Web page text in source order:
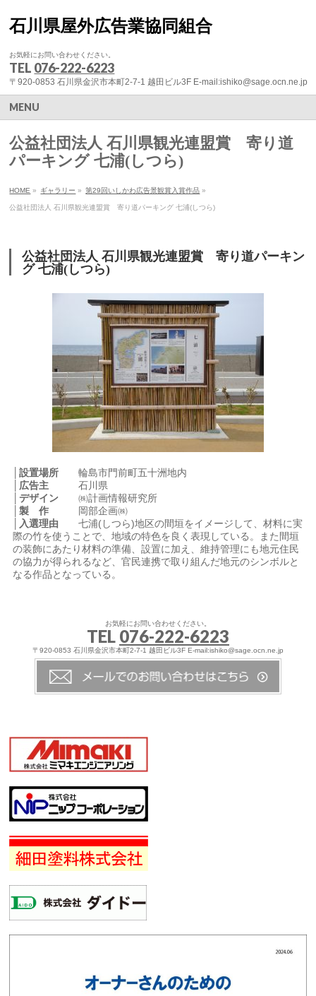
石川県屋外広告業協同組合
お気軽にお問い合わせください。
TEL 076-222-6223
〒920-0853 石川県金沢市本町2-7-1 越田ビル3F E-mail:ishiko@sage.ocn.ne.jp
MENU
公益社団法人 石川県観光連盟賞 寄り道
パーキング 七浦(しつら)
HOME » ギャラリー » 第29回いしかわ広告景観賞入賞作品 »
公益社団法人 石川県観光連盟賞 寄り道パーキング 七浦(しつら)
公益社団法人 石川県観光連盟賞 寄り道パーキン
グ 七浦(しつら)
│設置場所 輪島市門前町五十洲地内
│広告主 石川県
│デザイン ㈱計画情報研究所
│製 作 岡部企画㈱
│入選理由 七浦(しつら)地区の間垣をイメージして、材料に実
際の竹を使うことで、地域の特色を良く表現している。また間垣
の装飾にあたり材料の準備、設置に加え、維持管理にも地元住民
の協力が得られるなど、官民連携で取り組んだ地元のシンボルと
なる作品となっている。
お気軽にお問い合わせください。
TEL 076-222-6223
〒920-0853 石川県金沢市本町2-7-1 越田ビル3F E-mail:ishiko@sage.ocn.ne.jp